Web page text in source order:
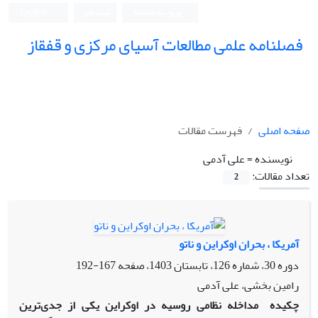
فصلنامه علمی مطالعات آسیای مرکزی و قفقاز
صفحه اصلی
فهرست مقالات
نویسنده =علی آدمی
تعداد مقالات:
2
آمریکا ، بحران اوکراین و ناتو
دوره 30، شماره 126، تابستان 1403، صفحه
167-192
رامین بخشی، علی آدمی
چکیده مداخله نظامی روسیه در اوکراین یکی از جدی‌ترین